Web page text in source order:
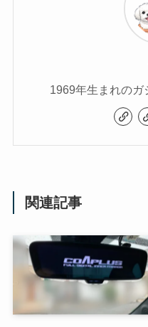
1969年生まれのガ
関連記事